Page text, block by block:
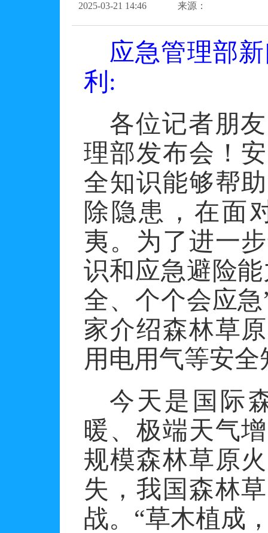
2025-03-21 14:46 来源：
应急管理部
利 :
各位记者朋
理部发布会！
全知识能够帮
除隐患，在面
夷。为了进一
识和应急避险
全、个个会应
家介绍森林草
用电用气等安
今天是国际
暖、极端天气
规模森林草原
失，我国森林
战。 “草木植成